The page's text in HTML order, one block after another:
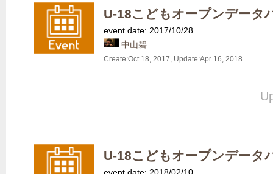
U-18こどもオープンデータ
event date: 2017/10/28
中山碧
Create:Oct 18, 2017, Update:Apr 16, 2018
U-18こどもオープンデータ